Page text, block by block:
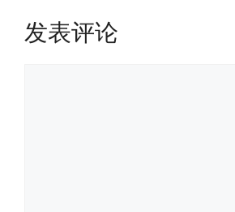
发表评论